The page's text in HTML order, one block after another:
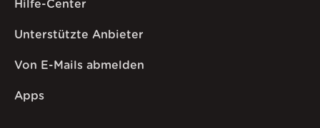
Hilfe-Center
Unterstützte Anbieter
Von E-Mails abmelden
Apps